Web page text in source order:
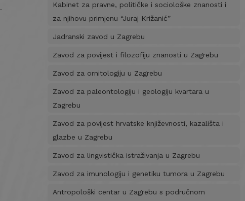
Kabinet za pravne, političke i sociološke znanosti i
za njihovu primjenu “Juraj Križanić”
Jadranski zavod u Zagrebu
Zavod za povijest i filozofiju znanosti u Zagrebu
Zavod za ornitologiju u Zagrebu
Zavod za paleontologiju i geologiju kvartara u
Zagrebu
Zavod za povijest hrvatske književnosti, kazališta i
glazbe u Zagrebu
Zavod za lingvistička istraživanja u Zagrebu
Zavod za imunologiju i genetiku tumora u Zagrebu
Antropološki centar u Zagrebu s područnom